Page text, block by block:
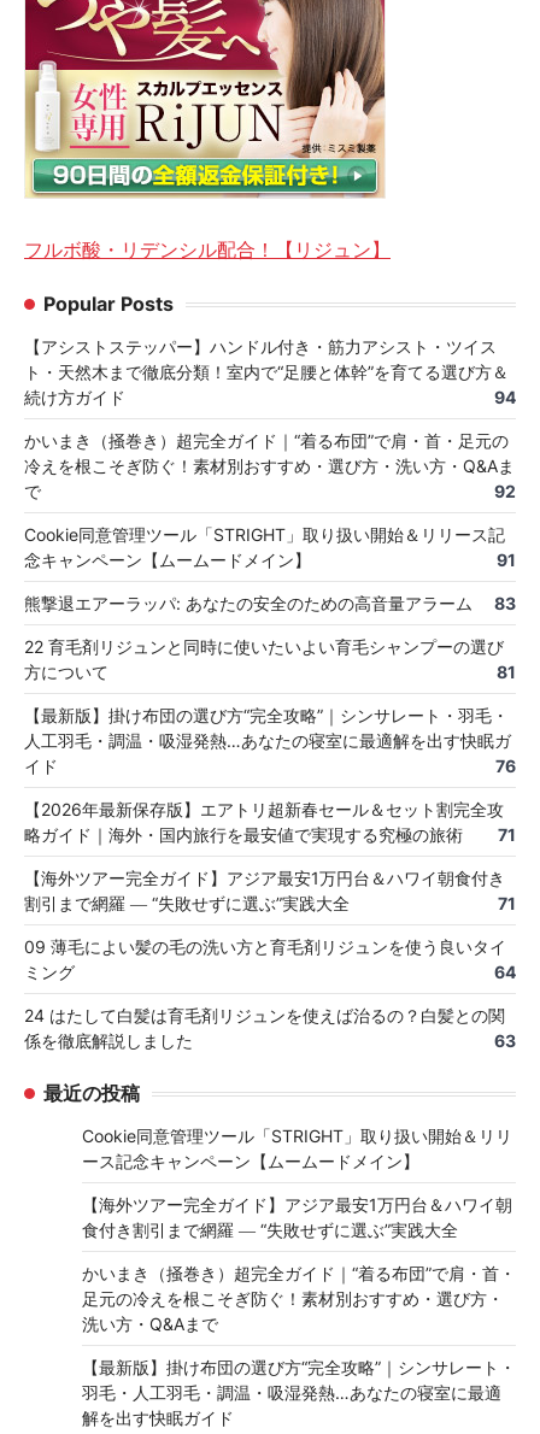
フルボ酸・リデンシル配合！【リジュン】
Popular Posts
【アシストステッパー】ハンドル付き・筋力アシスト・ツイス
ト・天然木まで徹底分類！室内で“足腰と体幹”を育てる選び方＆
続け方ガイド
94
かいまき（掻巻き）超完全ガイド｜“着る布団”で肩・首・足元の
冷えを根こそぎ防ぐ！素材別おすすめ・選び方・洗い方・Q&Aま
で
92
Cookie同意管理ツール「STRIGHT」取り扱い開始＆リリース記
念キャンペーン【ムームードメイン】
91
熊撃退エアーラッパ: あなたの安全のための高音量アラーム 83
22 育毛剤リジュンと同時に使いたいよい育毛シャンプーの選び
方について
81
【最新版】掛け布団の選び方“完全攻略”｜シンサレート・羽毛・
人工羽毛・調温・吸湿発熱…あなたの寝室に最適解を出す快眠ガ
イド
76
【2026年最新保存版】エアトリ超新春セール＆セット割完全攻
略ガイド｜海外・国内旅行を最安値で実現する究極の旅術
71
【海外ツアー完全ガイド】アジア最安1万円台＆ハワイ朝食付き
割引まで網羅 ― “失敗せずに選ぶ”実践大全
71
09 薄毛によい髪の毛の洗い方と育毛剤リジュンを使う良いタイ
ミング
64
24 はたして白髪は育毛剤リジュンを使えば治るの？白髪との関
係を徹底解説しました
63
最近の投稿
Cookie同意管理ツール「STRIGHT」取り扱い開始＆リリ
ース記念キャンペーン【ムームードメイン】
【海外ツアー完全ガイド】アジア最安1万円台＆ハワイ朝
食付き割引まで網羅 ― “失敗せずに選ぶ”実践大全
かいまき（掻巻き）超完全ガイド｜“着る布団”で肩・首・
足元の冷えを根こそぎ防ぐ！素材別おすすめ・選び方・
洗い方・Q&Aまで
【最新版】掛け布団の選び方“完全攻略”｜シンサレート・
羽毛・人工羽毛・調温・吸湿発熱…あなたの寝室に最適
解を出す快眠ガイド